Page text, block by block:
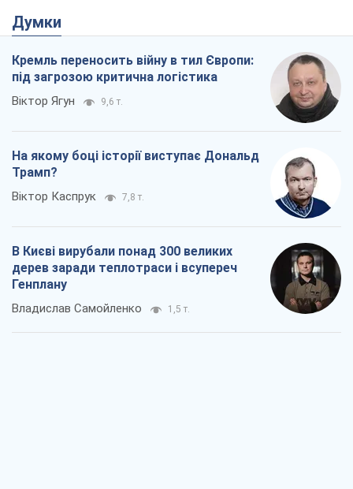
Думки
Кремль переносить війну в тил Європи:
під загрозою критична логістика
Віктор Ягун 9,6 т.
На якому боці історії виступає Дональд
Трамп?
Віктор Каспрук 7,8 т.
В Києві вирубали понад 300 великих
дерев заради теплотраси і всупереч
Генплану
Владислав Самойленко 1,5 т.